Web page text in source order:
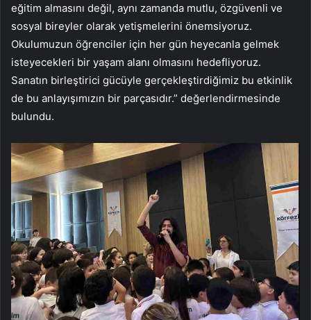
eğitim almasını değil, aynı zamanda mutlu, özgüvenli ve
sosyal bireyler olarak yetişmelerini önemsiyoruz.
Okulumuzun öğrenciler için her gün heyecanla gelmek
isteyecekleri bir yaşam alanı olmasını hedefliyoruz.
Sanatın birleştirici gücüyle gerçekleştirdiğimiz bu etkinlik
de bu anlayışımızın bir parçasıdır.” değerlendirmesinde
bulundu.